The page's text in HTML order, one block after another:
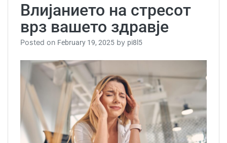
Влијанието на стресот
врз вашето здравје
Posted on February 19, 2025 by pi8l5